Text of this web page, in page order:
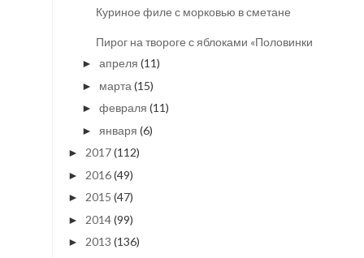
Куриное филе с морковью в сметане
Пирог на твороге с яблоками «Половинки»
► апреля (11)
► марта (15)
► февраля (11)
► января (6)
► 2017(112)
► 2016(49)
► 2015 (47)
► 2014(99)
► 2013 (136)